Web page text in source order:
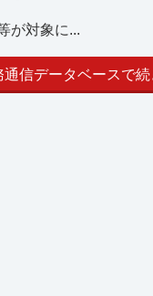
が対象に...
通信データベースで